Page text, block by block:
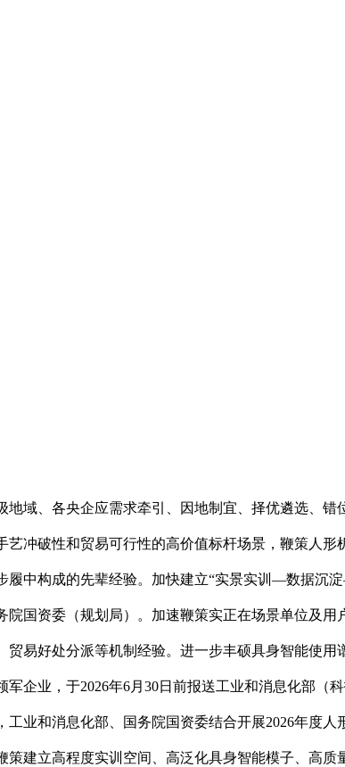
、各央企应需求牵引、因地制宜、择优遴选、错
艺冲破性和贸易可行性的高价值标杆场景，鞭策人
履中构成的先辈经验。加快建立“实景实训—数据
院国资委（规划局）。加速鞭策实正在场景单位及
易好处分派等机制经验。进一步丰硕具身智能使
企业，于2026年6月30日前报送工业和消息化部
业和消息化部、国务院国资委结合开展2026年度
建立高程度实训空间、高泛化具身智能模子、高